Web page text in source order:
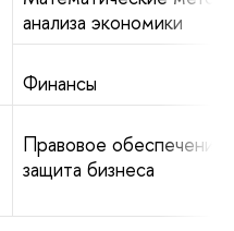
анализа экономики
Финансы
Правовое обеспечение
защита бизнеса